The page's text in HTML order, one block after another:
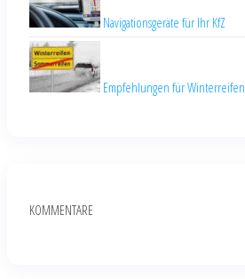
Navigationsgeräte für Ihr KfZ
Empfehlungen für Winterreifen
KOMMENTARE